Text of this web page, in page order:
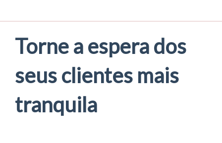
Torne a espera dos
seus clientes mais
tranquila